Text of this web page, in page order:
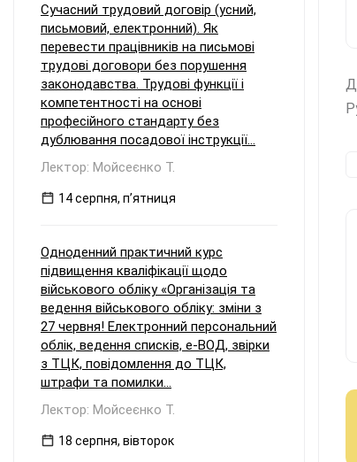
Сучасний трудовий договір (усний,
письмовий, електронний). Як
перевести працівників на письмові
трудові договори без порушення
законодавства. Трудові функції і
компетентності на основі
професійного стандарту без
дублювання посадової інструкції...
Лектор: Мойсеєнко Т.
14 серпня, пʼятниця
Одноденний практичний курс
підвищення кваліфікації щодо
військового обліку «Організація та
ведення військового обліку: зміни з
27 червня! Електронний персональний
облік, ведення списків, е-ВОД, звірки
з ТЦК, повідомлення до ТЦК,
штрафи та помилки...
Лектор: Мойсеєнко Т.
18 серпня, вівторок